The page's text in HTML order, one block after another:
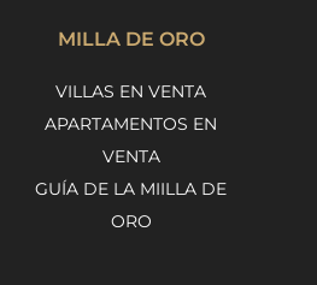
MILLA DE ORO
VILLAS EN VENTA
APARTAMENTOS EN
VENTA
GUÍA DE LA MIILLA DE
ORO